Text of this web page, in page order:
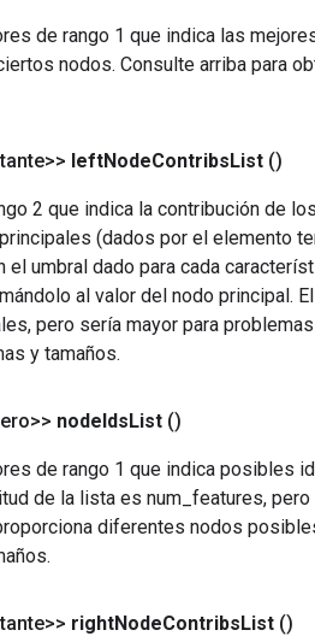
de rango 1 que indica las
nodos. Consulte arriba para
leftNodeContribsList ()
2 que indica la contribución de
(dados por el elemento
umbral dado para cada
al valor del nodo principal.
pero sería mayor para
y tamaños.
nodeIdsList ()
de rango 1 que indica posibles
de la lista es num_features,
diferentes nodos
rightNodeContribsList ()